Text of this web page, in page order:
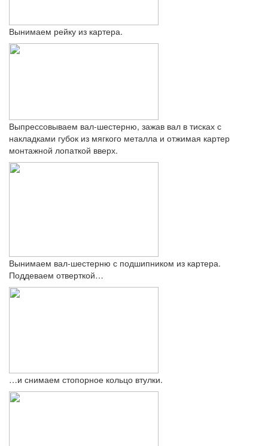
Вынимаем рейку из картера.
Выпрессовываем вал-шестерню, зажав вал в тисках с
накладками губок из мягкого металла и отжимая картер
монтажной лопаткой вверх.
Вынимаем вал-шестерню с подшипником из картера.
Поддеваем отверткой…
…и снимаем стопорное кольцо втулки.